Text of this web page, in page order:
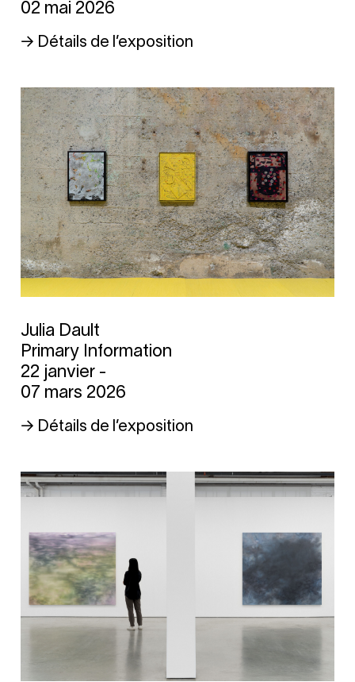
02 mai 2026
→ Détails de l’exposition
Julia Dault
Primary Information
22 janvier -
07 mars 2026
→ Détails de l’exposition